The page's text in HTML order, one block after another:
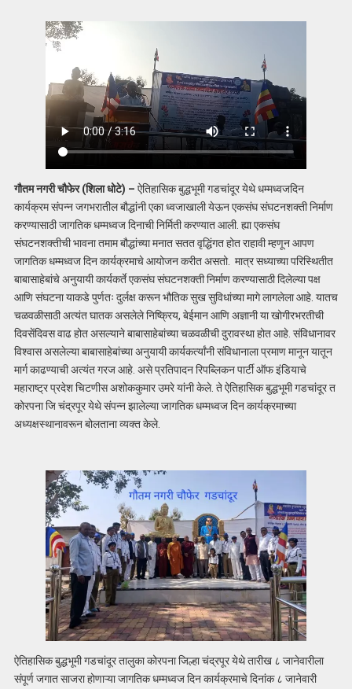
गौतम नगरी चौफेर (शिला धोटे) – ऐतिहासिक बुद्धभूमी गडचांदूर येथे धम्मध्वजदिन
कार्यक्रम संपन्न जगभरातील बौद्धांनी एका ध्वजाखाली येऊन एकसंघ संघटनशक्ती निर्माण
करण्यासाठी जागतिक धम्मध्वज दिनाची निर्मिती करण्यात आली. ह्या एकसंघ
संघटनशक्तीची भावना तमाम बौद्धांच्या मनात सतत वृद्धिंगत होत राहावी म्हणून आपण
जागतिक धम्मध्वज दिन कार्यक्रमाचे आयोजन करीत असतो. मात्र सध्याच्या परिस्थितीत
बाबासाहेबांचे अनुयायी कार्यकर्ते एकसंघ संघटनशक्ती निर्माण करण्यासाठी दिलेल्या पक्ष
आणि संघटना याकडे पुर्णतः दुर्लक्ष करून भौतिक सुख सुविधांच्या मागे लागलेला आहे. यातच
चळवळीसाठी अत्यंत घातक असलेले निष्क्रिय, बेईमान आणि अज्ञानी या खोगीरभरतीची
दिवसेंदिवस वाढ होत असल्याने बाबासाहेबांच्या चळवळीची दुरावस्था होत आहे. संविधानावर
विश्वास असलेल्या बाबासाहेबांच्या अनुयायी कार्यकर्त्यांनी संविधानाला प्रमाण मानून यातून
मार्ग काढण्याची अत्यंत गरज आहे. असे प्रतिपादन रिपब्लिकन पार्टी ऑफ इंडियाचे
महाराष्ट्र प्रदेश चिटणीस अशोककुमार उमरे यांनी केले. ते ऐतिहासिक बुद्धभूमी गडचांदूर त
कोरपना जि चंद्रपूर येथे संपन्न झालेल्या जागतिक धम्मध्वज दिन कार्यक्रमाच्या
अध्यक्षस्थानावरून बोलताना व्यक्त केले.
ऐतिहासिक बुद्धभूमी गडचांदूर तालुका कोरपना जिल्हा चंद्रपूर येथे तारीख ८ जानेवारीला
संपूर्ण जगात साजरा होणाऱ्या जागतिक धम्मध्वज दिन कार्यक्रमाचे दिनांक ८ जानेवारी